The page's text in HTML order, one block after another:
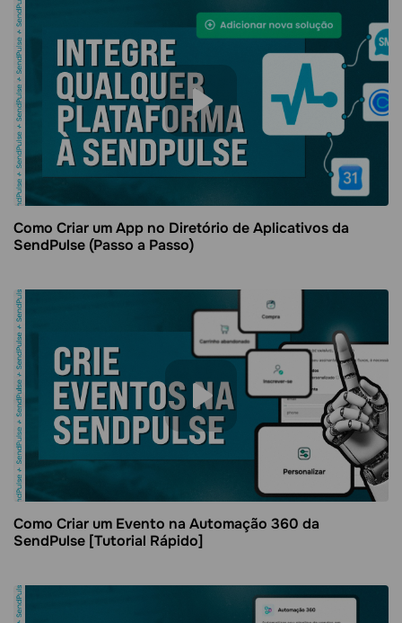
Como Criar um App no Diretório de Aplicativos da
SendPulse (Passo a Passo)
Como Criar um Evento na Automação 360 da
SendPulse [Tutorial Rápido]